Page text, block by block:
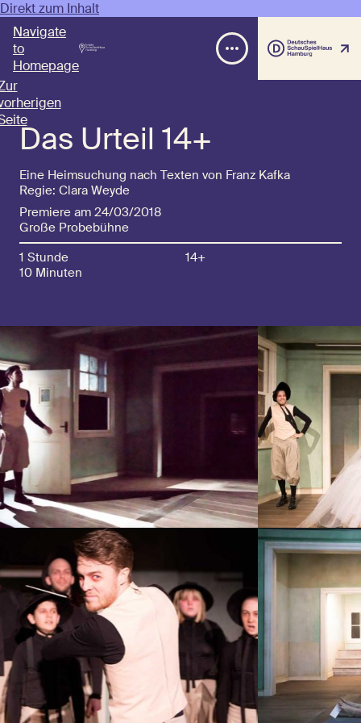
Direkt zum Inhalt
Navigate
to
Homepage
Das Urteil 14+
Eine Heimsuchung nach Texten von Franz Kafka
Regie: Clara Weyde
Premiere am 24/03/2018
Große Probebühne
1 Stunde
10 Minuten
14+